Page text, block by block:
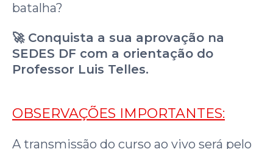
batalha?
🚀 Conquista a sua aprovação na
SEDES DF com a orientação do
Professor Luis Telles.
OBSERVAÇÕES IMPORTANTES:
A transmissão do curso ao vivo será pelo